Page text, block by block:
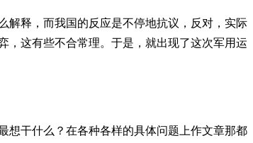
释，而我国的反应是不停地抗议，反对，实际
，这有些不合常理。于是，就出现了这次军用运
干什么？在各种各样的具体问题上作文章那都